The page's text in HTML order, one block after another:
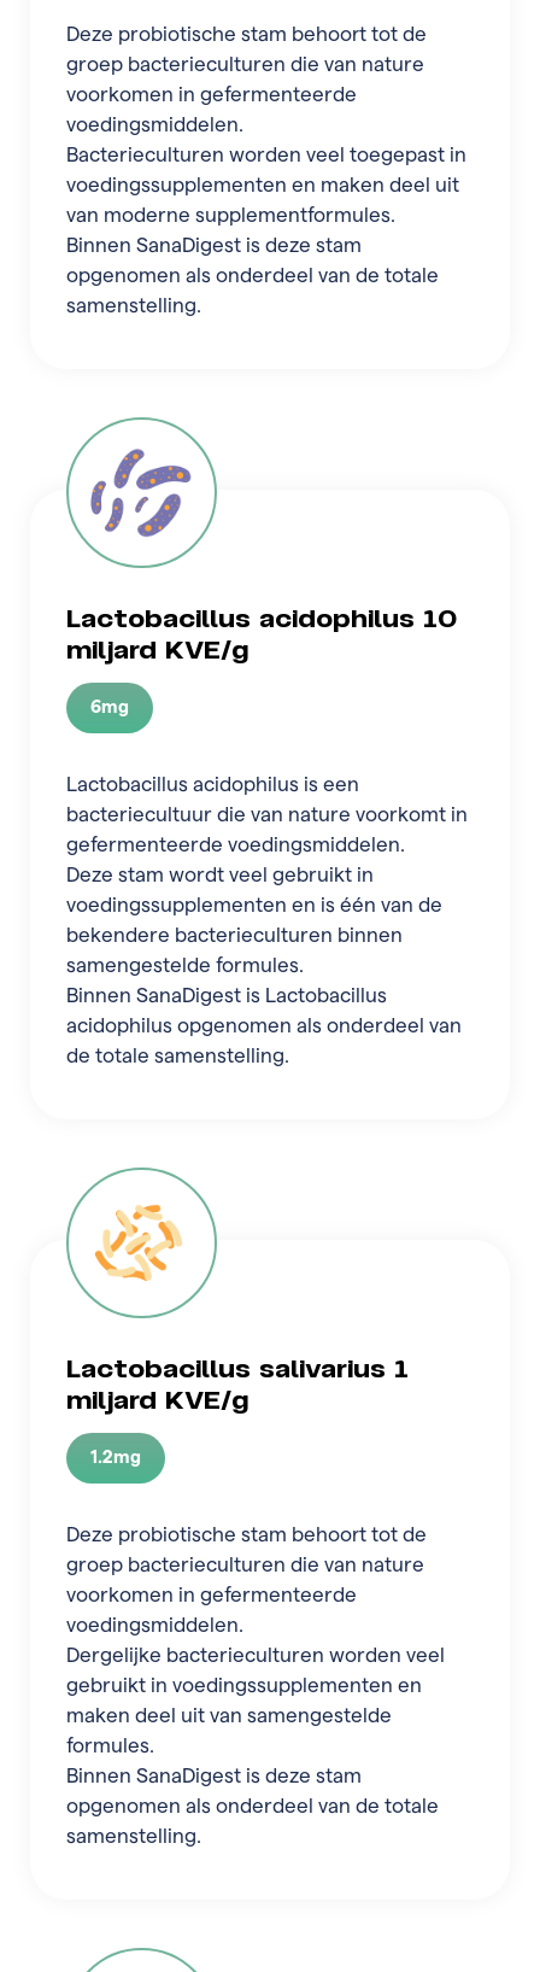
Deze probiotische stam behoort tot de
groep bacterieculturen die van nature
voorkomen in gefermenteerde
voedingsmiddelen.
Bacterieculturen worden veel toegepast in
voedingssupplementen en maken deel uit
van moderne supplementformules.
Binnen SanaDigest is deze stam
opgenomen als onderdeel van de totale
samenstelling.
Lactobacillus acidophilus 10
miljard KVE/g
6mg
Lactobacillus acidophilus is een
bacteriecultuur die van nature voorkomt in
gefermenteerde voedingsmiddelen.
Deze stam wordt veel gebruikt in
voedingssupplementen en is één van de
bekendere bacterieculturen binnen
samengestelde formules.
Binnen SanaDigest is Lactobacillus
acidophilus opgenomen als onderdeel van
de totale samenstelling.
Lactobacillus salivarius 1
miljard KVE/g
1.2mg
Deze probiotische stam behoort tot de
groep bacterieculturen die van nature
voorkomen in gefermenteerde
voedingsmiddelen.
Dergelijke bacterieculturen worden veel
gebruikt in voedingssupplementen en
maken deel uit van samengestelde
formules.
Binnen SanaDigest is deze stam
opgenomen als onderdeel van de totale
samenstelling.